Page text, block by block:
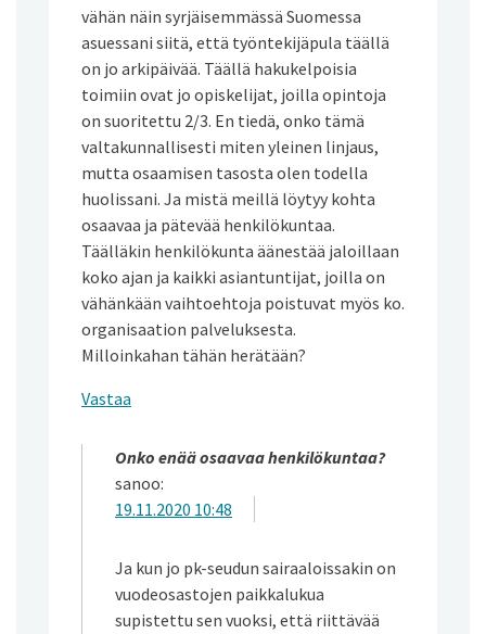
vähän näin syrjäisemmässä Suomessa
asuessani siitä, että työntekijäpula täällä
on jo arkipäivää. Täällä hakukelpoisia
toimiin ovat jo opiskelijat, joilla opintoja
on suoritettu 2/3. En tiedä, onko tämä
valtakunnallisesti miten yleinen linjaus,
mutta osaamisen tasosta olen todella
huolissani. Ja mistä meillä löytyy kohta
osaavaa ja pätevää henkilökuntaa.
Täälläkin henkilökunta äänestää jaloillaan
koko ajan ja kaikki asiantuntijat, joilla on
vähänkään vaihtoehtoja poistuvat myös ko.
organisaation palveluksesta.
Milloinkahan tähän herätään?
Vastaa
Onko enää osaavaa henkilökuntaa?
sanoo:
19.11.2020 10:48
Ja kun jo pk-seudun sairaaloissakin on
vuodeosastojen paikkalukua
supistettu sen vuoksi, että riittävää